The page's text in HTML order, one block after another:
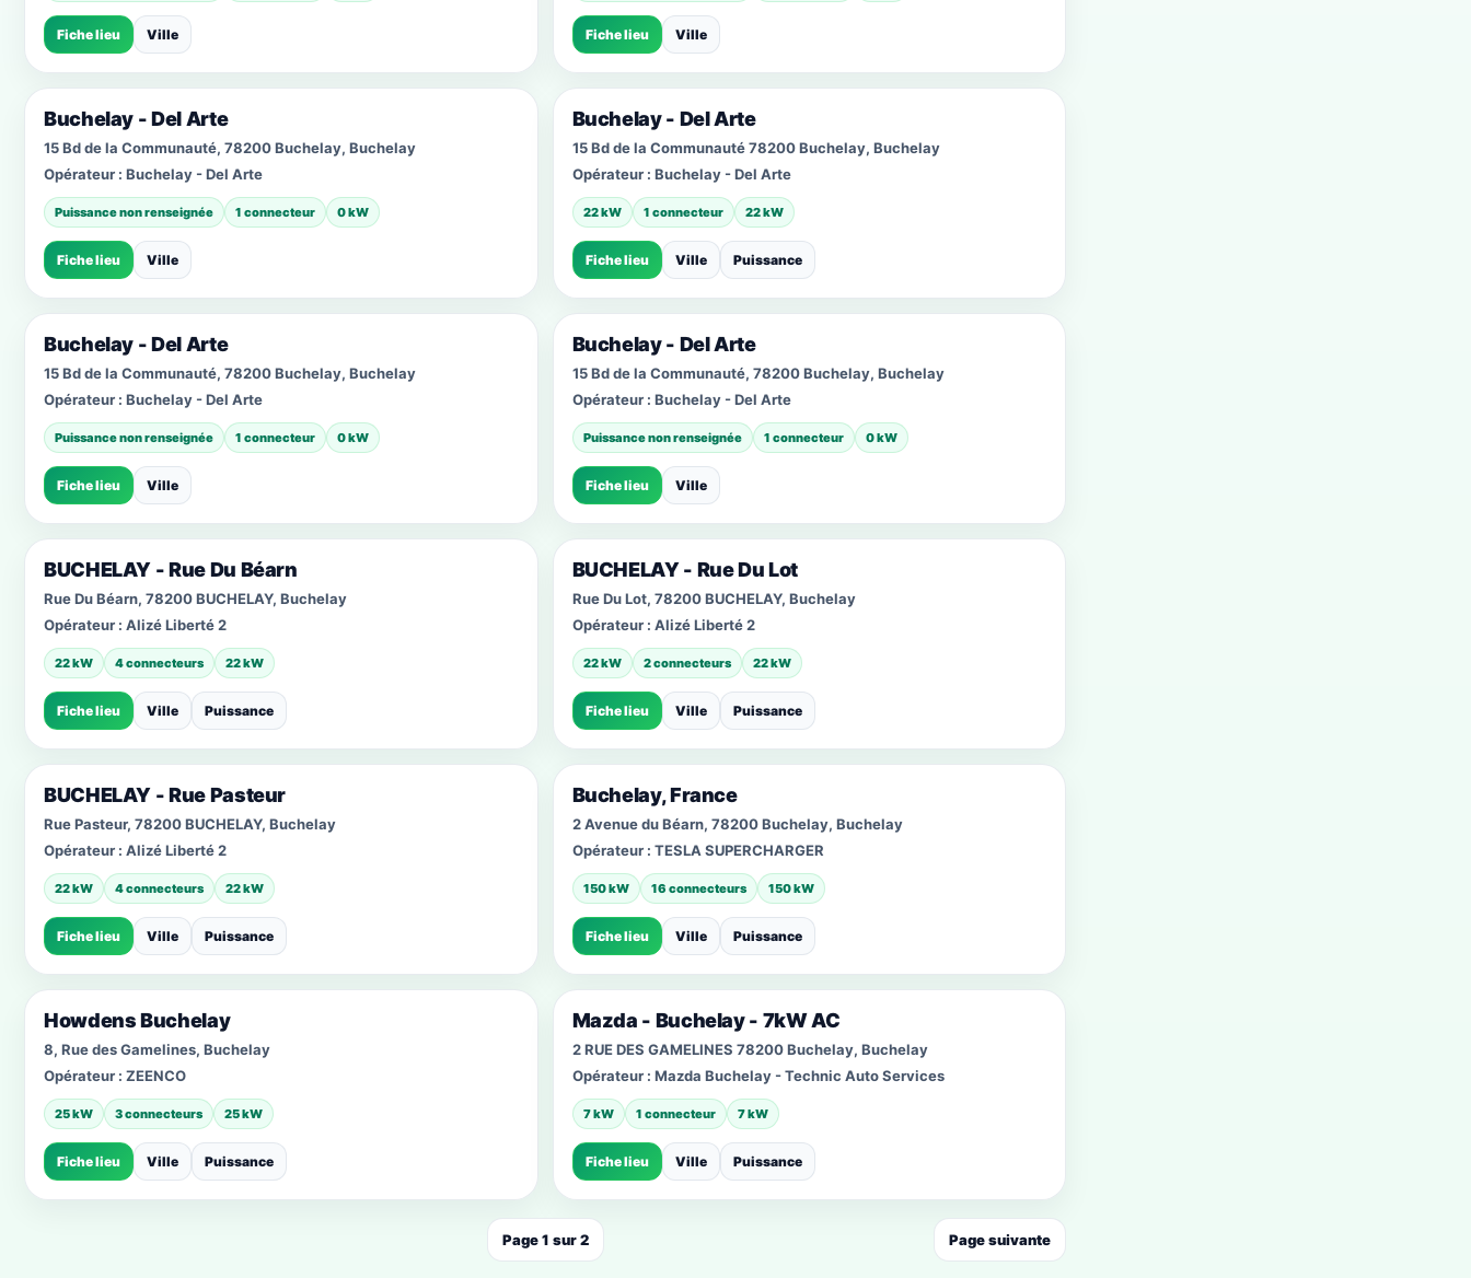
Fiche lieu Ville Fiche lieu Ville
Buchelay - Del Arte
15 Bd de la Communauté, 78200 Buchelay, Buchelay
Opérateur : Buchelay - Del Arte
Puissance non renseignée 1 connecteur 0 kW
Fiche lieu Ville
Buchelay - Del Arte
15 Bd de la Communauté 78200 Buchelay, Buchelay
Opérateur : Buchelay - Del Arte
22 kW 1 connecteur 22 kW
Fiche lieu Ville Puissance
Buchelay - Del Arte
15 Bd de la Communauté, 78200 Buchelay, Buchelay
Opérateur : Buchelay - Del Arte
Puissance non renseignée 1 connecteur 0 kW
Fiche lieu Ville
Buchelay - Del Arte
15 Bd de la Communauté, 78200 Buchelay, Buchelay
Opérateur : Buchelay - Del Arte
Puissance non renseignée 1 connecteur 0 kW
Fiche lieu Ville
BUCHELAY - Rue Du Béarn
Rue Du Béarn, 78200 BUCHELAY, Buchelay
Opérateur : Alizé Liberté 2
22 kW 4 connecteurs 22 kW
Fiche lieu Ville Puissance
BUCHELAY - Rue Du Lot
Rue Du Lot, 78200 BUCHELAY, Buchelay
Opérateur : Alizé Liberté 2
22 kW 2 connecteurs 22 kW
Fiche lieu Ville Puissance
BUCHELAY - Rue Pasteur
Rue Pasteur, 78200 BUCHELAY, Buchelay
Opérateur : Alizé Liberté 2
22 kW 4 connecteurs 22 kW
Fiche lieu Ville Puissance
Buchelay, France
2 Avenue du Béarn, 78200 Buchelay, Buchelay
Opérateur : TESLA SUPERCHARGER
150 kW 16 connecteurs 150 kW
Fiche lieu Ville Puissance
Howdens Buchelay
8, Rue des Gamelines, Buchelay
Opérateur : ZEENCO
25 kW 3 connecteurs 25 kW
Fiche lieu Ville Puissance
Mazda - Buchelay - 7kW AC
2 RUE DES GAMELINES 78200 Buchelay, Buchelay
Opérateur : Mazda Buchelay - Technic Auto Services
7 kW 1 connecteur 7 kW
Fiche lieu Ville Puissance
Page 1 sur 2 Page suivante